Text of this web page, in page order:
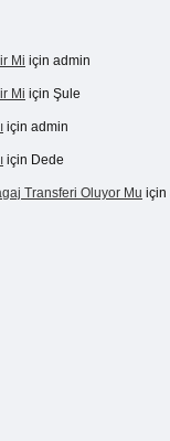
Mi için admin
Mi için Şule
için admin
için Dede
Transferi Oluyor Mu için